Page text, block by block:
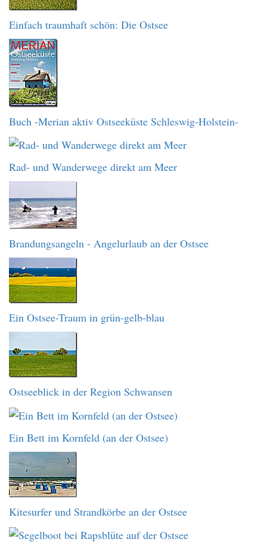
Einfach traumhaft schön: Die Ostsee
Buch -Merian aktiv Ostseeküste Schleswig-Holstein-
Rad- und Wanderwege direkt am Meer
Brandungsangeln - Angelurlaub an der Ostsee
Ein Ostsee-Traum in grün-gelb-blau
Ostseeblick in der Region Schwansen
Ein Bett im Kornfeld (an der Ostsee)
Kitesurfer und Strandkörbe an der Ostsee